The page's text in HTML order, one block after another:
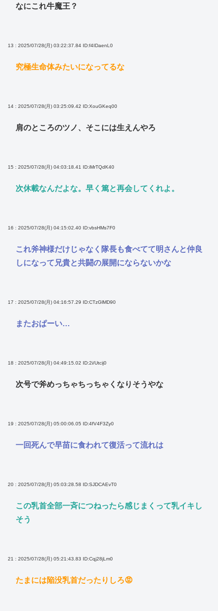
なにこれ牛魔王？
13 : 2025/07/28(月) 03:22:37.84 ID:f4IDaenL0
究極生命体みたいになってるな
14 : 2025/07/28(月) 03:25:09.42 ID:XouGKeq00
肩のところのツノ、そこには生えんやろ
15 : 2025/07/28(月) 04:03:18.41 ID:iMrTQdK40
次休載なんだよな。早く篤と再会してくれよ。
16 : 2025/07/28(月) 04:15:02.40 ID:vbsHMs7F0
これ斧神様だけじゃなく隊長も食べてて明さんと仲良
しになって兄貴と共闘の展開にならないかな
17 : 2025/07/28(月) 04:16:57.29 ID:CTzGlMD90
またおぱーい…
18 : 2025/07/28(月) 04:49:15.02 ID:2i/Utcij0
次号で斧めっちゃちっちゃくなりそうやな
19 : 2025/07/28(月) 05:00:06.05 ID:4fV4F3Zy0
一回死んで早苗に食われて復活って流れは
20 : 2025/07/28(月) 05:03:28.58 ID:SJDCAEvT0
この乳首全部一斉につねったら感じまくって乳イキし
そう
21 : 2025/07/28(月) 05:21:43.83 ID:Cqj28jLm0
たまには陥没乳首だったりしろ😡